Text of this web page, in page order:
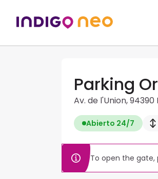
Parking
Av. de l'Union,
Abierto 24/7
To open the gate,